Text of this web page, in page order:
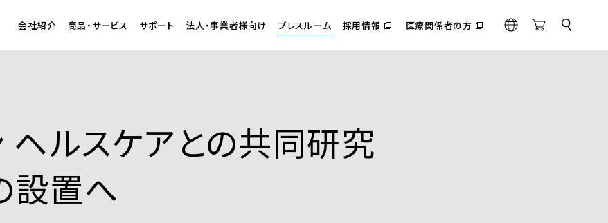
会社紹介 商品・サービス サポート 法人・事業者様向け プレスルーム 採用情報
（別
ィ
医療関係者の方
（別
ィ
G
l
O
n
サ
ト
ルスケアとの共同研究
設置へ